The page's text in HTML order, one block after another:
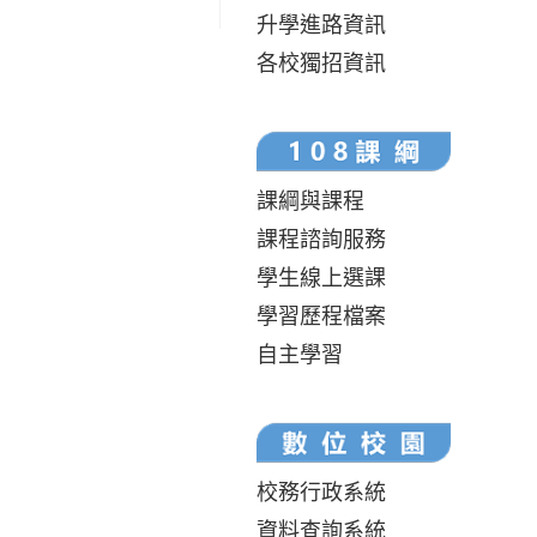
升學進路資訊
各校獨招資訊
課綱與課程
課程諮詢服務
學生線上選課
學習歷程檔案
自主學習
校務行政系統
資料查詢系統